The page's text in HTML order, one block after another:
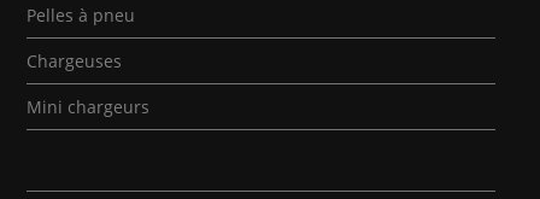
Pelles à pneu
Chargeuses
Mini chargeurs